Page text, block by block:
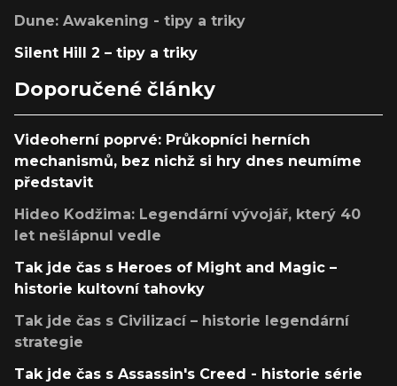
Dune: Awakening - tipy a triky
Silent Hill 2 – tipy a triky
Doporučené články
Videoherní poprvé: Průkopníci herních
mechanismů, bez nichž si hry dnes neumíme
představit
Hideo Kodžima: Legendární vývojář, který 40
let nešlápnul vedle
Tak jde čas s Heroes of Might and Magic –
historie kultovní tahovky
Tak jde čas s Civilizací – historie legendární
strategie
Tak jde čas s Assassin's Creed - historie série